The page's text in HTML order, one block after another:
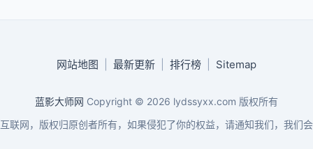
网站地图 最新更新 排行榜 Sitemap
蓝影大师网 Copyright © 2026 lydssyxx.com 版权所有
联网，版权归原创者所有，如果侵犯了你的权益，请通知我们，我们